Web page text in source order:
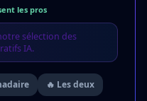
les pros
sélection des
IA.
🔥 Les deux